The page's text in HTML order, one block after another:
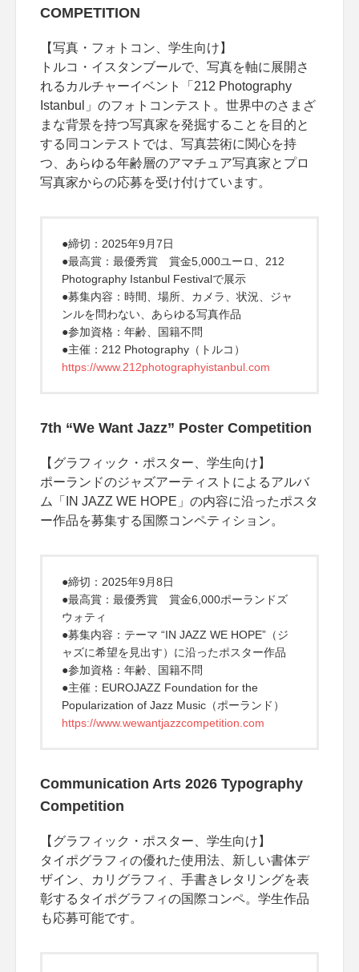
COMPETITION
【写真・フォトコン、学生向け】
トルコ・イスタンブールで、写真を軸に展開さ
れるカルチャーイベント「212 Photography
Istanbul」のフォトコンテスト。世界中のさまざ
まな背景を持つ写真家を発掘することを目的と
する同コンテストでは、写真芸術に関心を持
つ、あらゆる年齢層のアマチュア写真家とプロ
写真家からの応募を受け付けています。
●締切：2025年9月7日
●最高賞：最優秀賞 賞金5,000ユーロ、212
Photography Istanbul Festivalで展示
●募集内容：時間、場所、カメラ、状況、ジャ
ンルを問わない、あらゆる写真作品
●参加資格：年齢、国籍不問
●主催：212 Photography（トルコ）
https://www.212photographyistanbul.com
7th “We Want Jazz” Poster Competition
【グラフィック・ポスター、学生向け】
ポーランドのジャズアーティストによるアルバ
ム「IN JAZZ WE HOPE」の内容に沿ったポスタ
ー作品を募集する国際コンペティション。
●締切：2025年9月8日
●最高賞：最優秀賞 賞金6,000ポーランドズ
ウォティ
●募集内容：テーマ “IN JAZZ WE HOPE”（ジ
ャズに希望を見出す）に沿ったポスター作品
●参加資格：年齢、国籍不問
●主催：EUROJAZZ Foundation for the
Popularization of Jazz Music（ポーランド）
https://www.wewantjazzcompetition.com
Communication Arts 2026 Typography
Competition
【グラフィック・ポスター、学生向け】
タイポグラフィの優れた使用法、新しい書体デ
ザイン、カリグラフィ、手書きレタリングを表
彰するタイポグラフィの国際コンペ。学生作品
も応募可能です。